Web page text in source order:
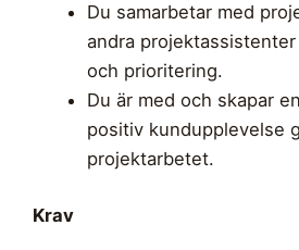
Du samarbetar med
andra
och prioritering.
Du är med och skapar
positiv kundupplevelse
projektarbetet.
Krav